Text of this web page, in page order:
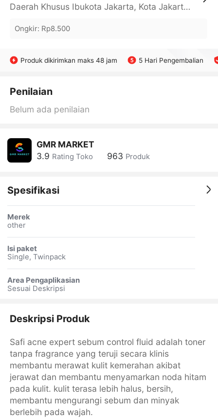
Daerah Khusus Ibukota Jakarta, Kota Jakarta Barat, Cengkareng, yy
Ongkir: Rp8.500
Produk dikirimkan maks 48 jam 5 Hari Pengembalian
Penilaian
Belum ada penilaian
GMR MARKET
3.9 Rating Toko 963 Produk
Spesifikasi
Merek
other
Isi paket
Single, Twinpack
Area Pengaplikasian
Sesuai Deskripsi
Deskripsi Produk
Safi acne expert sebum control fluid adalah toner
tanpa fragrance yang teruji secara klinis
membantu merawat kulit kemerahan akibat
jerawat dan membantu menyamarkan noda hitam
pada kulit. kulit terasa lebih halus, bersih,
membantu mengurangi sebum dan minyak
berlebih pada wajah.